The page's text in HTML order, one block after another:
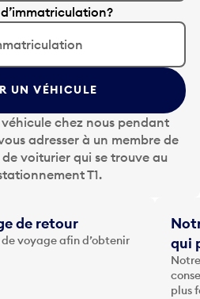
UN VÉHICULE
chez nous pendant
adresser à un membre de
voiturier qui se trouve au
T1.
de retour
voyage afin d’obtenir
qui
plus